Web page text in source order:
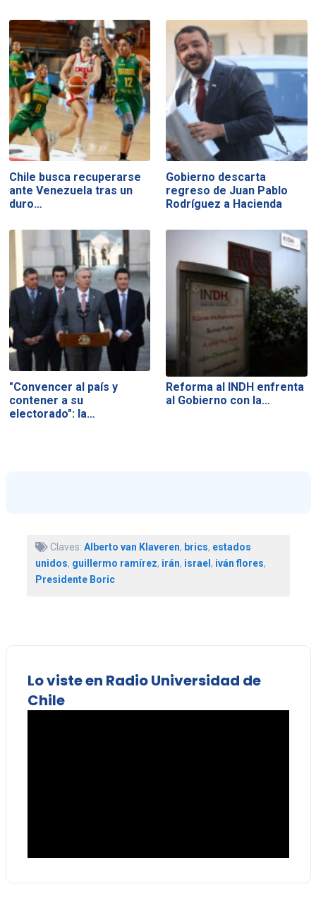
Chile busca recuperarse
ante Venezuela tras un
duro…
Gobierno descarta
regreso de Juan Pablo
Rodríguez a Hacienda
"Convencer al país y
contener a su
electorado": la…
Reforma al INDH enfrenta
al Gobierno con la…
Claves: Alberto van Klaveren, brics, estados
unidos, guillermo ramírez, irán, israel , iván flores,
Presidente Boric
Lo viste en Radio Universidad de
Chile